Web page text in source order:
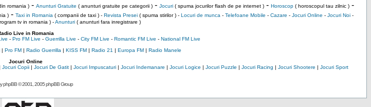
romania )- Anunturi Gratuite ( anunturi gratuite pe categorii )- Jocuri( spuma jocurilor flash de pe internet )- Horoscop( horoscopul tau zilnic )-
)- Taxi in Romania ( companii de taxi ) - Revista Presei( spuma stirilor ) - Locuri de munca - Telefoane Mobile - Cazare - Jocuri Online - Jocuri Noi-
tv in romania )-Anunturi( anunturi fara inregistrare )
Live in Romania
- Pro FM Live - Guerrilla Live - City FM Live - Romantic FM Live - National FM Live
| Pro FM| Radio Guerrilla | KISS FM| Radio 21 | Europa FM| Radio Manele
Jocuri Online
Jocuri Copii| Jocuri De Gatit| Jocuri Impuscaturi| Jocuri Indemanare | Jocuri Logice | Jocuri Puzzle | Jocuri Racing | Jocuri Shootere | Jocuri Sport
phpBB© 2001, 2005 phpBB Group